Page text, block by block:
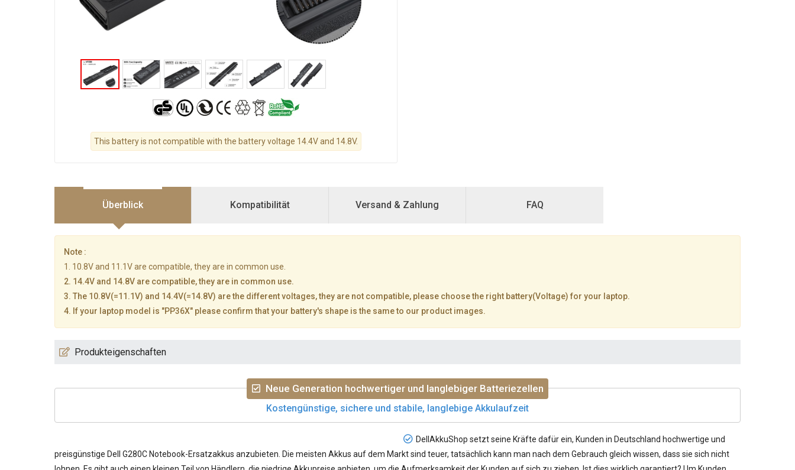
This battery is not compatible with the battery voltage 14.4V and 14.8V.
Überblick Kompatibilität Versand & Zahlung FAQ
Note :
1. 10.8V and 11.1V are compatible, they are in common use.
2. 14.4V and 14.8V are compatible, they are in common use.
3. The 10.8V(=11.1V) and 14.4V(=14.8V) are the different voltages, they are not compatible, please choose the right battery(Voltage) for your laptop.
4. If your laptop model is "PP36X" please confirm that your battery's shape is the same to our product images.
Produkteigenschaften
Neue Generation hochwertiger und langlebiger Batteriezellen
Kostengünstige, sichere und stabile, langlebige Akkulaufzeit
DellAkkuShop setzt seine Kräfte dafür ein, Kunden in Deutschland hochwertige und
preisgünstige Dell G280C Notebook-Ersatzakkus anzubieten. Die meisten Akkus auf dem Markt sind teuer, tatsächlich kann man nach dem Gebrauch gleich wissen, dass sie sich nicht